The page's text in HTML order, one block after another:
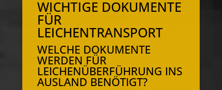
WICHTIGE DOKUMENTE
FÜR
LEICHENTRANSPORT
WELCHE DOKUMENTE
WERDEN FÜR
LEICHENÜBERFÜHRUNG INS
AUSLAND BENÖTIGT?